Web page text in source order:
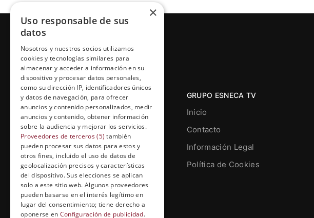
Grupo Esneca TV
Calle Prat de la Riba, 22, Entresuelo
(local 5)
25004, Lleida. España
GRUPO ESNECA TV
Inicio
Contacto
Información Legal
Política de Cookies
×
Uso responsable de sus
datos
Nosotros y nuestros socios utilizamos
cookies y tecnologías similares para
almacenar y acceder a información en su
dispositivo y procesar datos personales,
como su dirección IP, identificadores únicos
y datos de navegación, para ofrecer
anuncios y contenido personalizados, medir
anuncios y contenido, obtener información
sobre la audiencia y mejorar los servicios.
Proveedores de terceros (5) también
pueden procesar sus datos para estos y
otros fines, incluido el uso de datos de
geolocalización precisos y características
del dispositivo. Sus elecciones se aplican
solo a este sitio web. Algunos proveedores
pueden basarse en el interés legítimo en
lugar del consentimiento; tiene derecho a
oponerse en Configuración de publicidad.